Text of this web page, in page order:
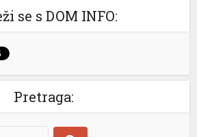
se s DOM INFO:
Pretraga: